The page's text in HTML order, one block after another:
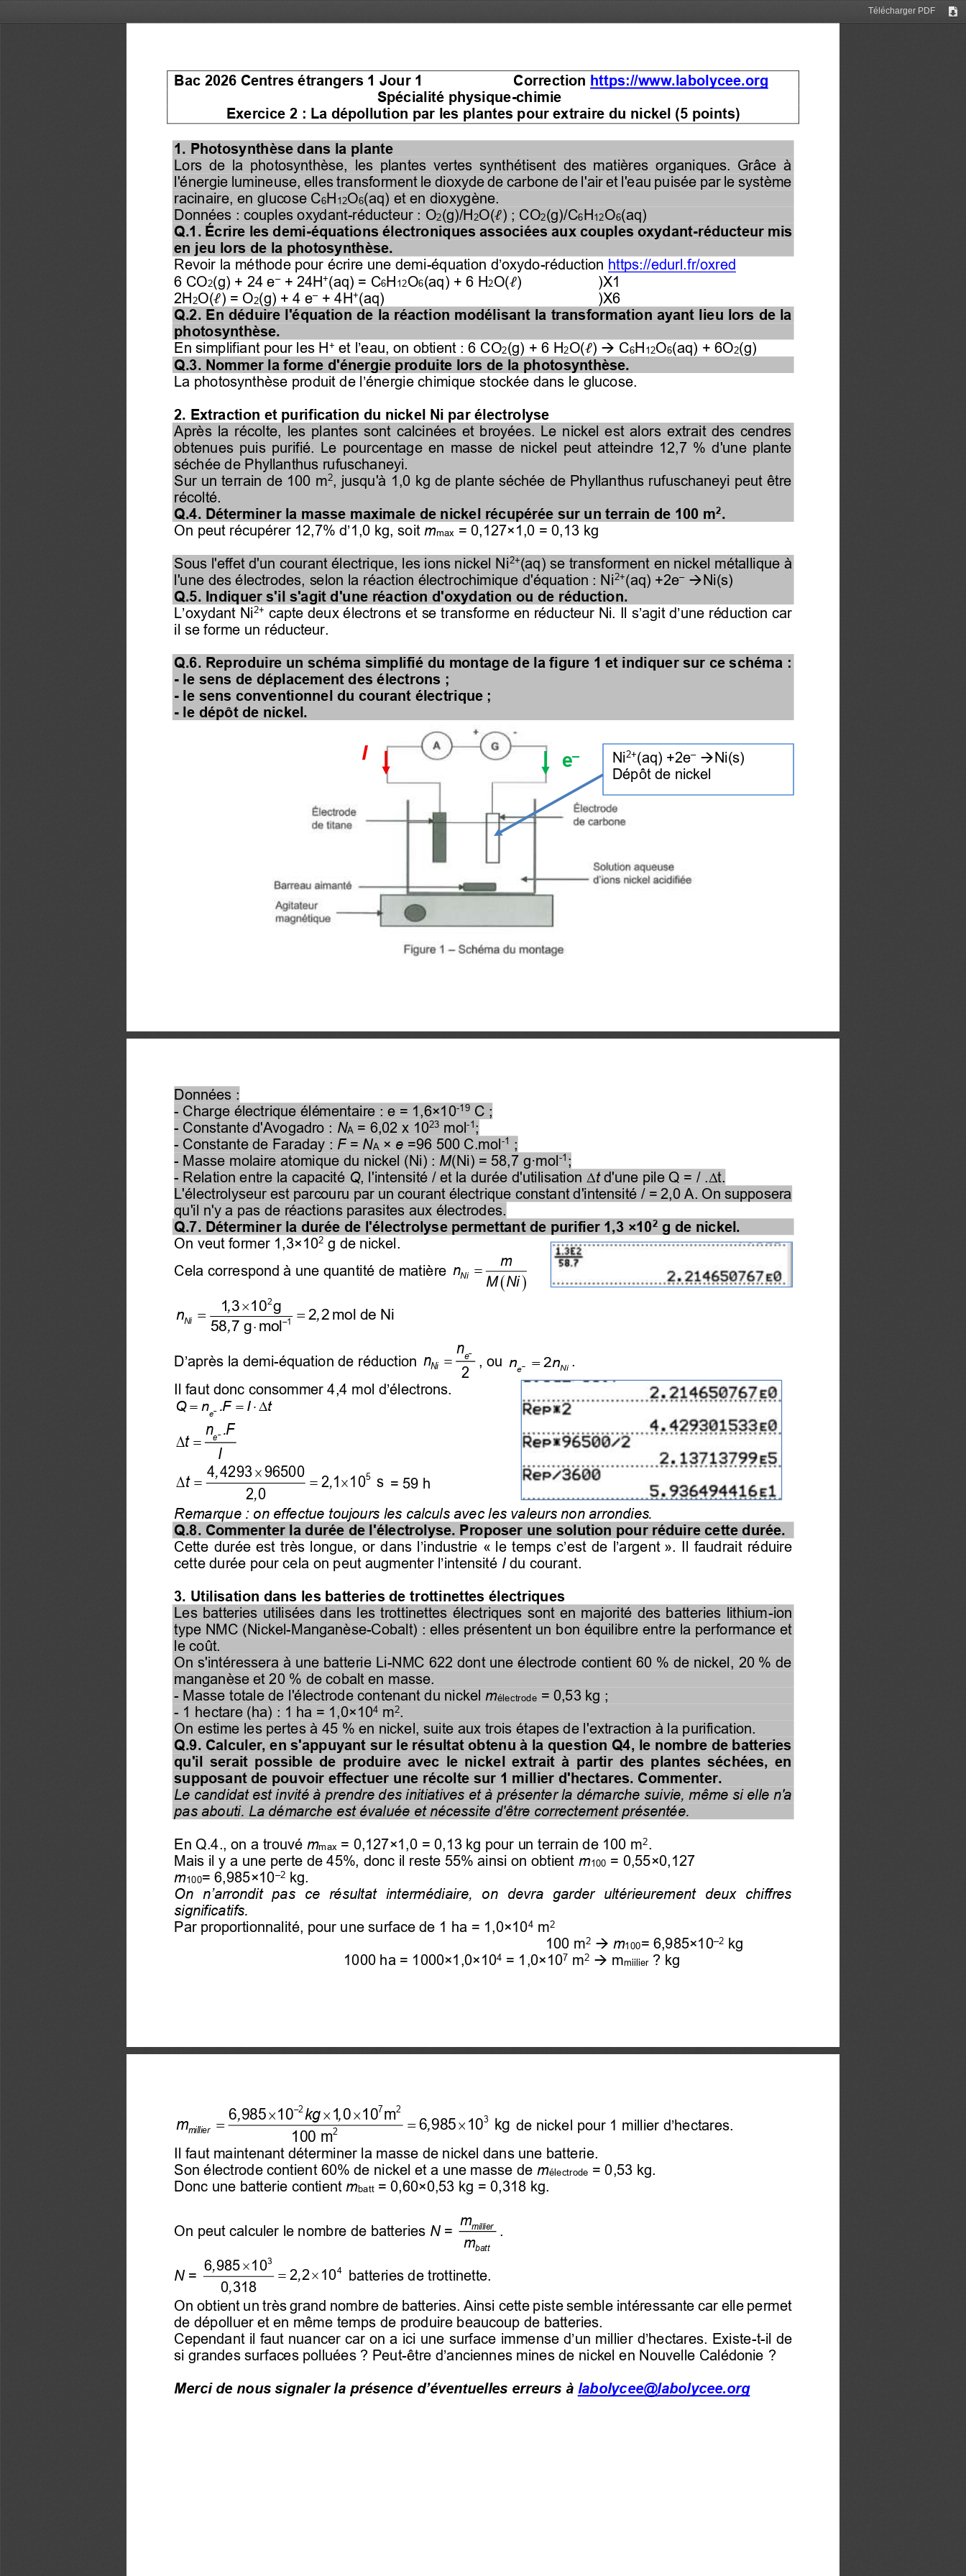
Télécharger PDF
Bac 2026 Centres étrangers 1 Jour 1 Correction https://www.labolycee.org
Spécialité physique-chimie
Exercice 2 : La dépollution par les plantes pour extraire du nickel (5 points)
1. Photosynthèse dans la plante
Lors  de  la  photosynthèse,  les  plantes  vertes  synthétisent  des  matières  organiques.  Grâce  à
l'énergie lumineuse, elles transforment le dioxyde de carbone de l'air et l'eau puisée par le système
racinaire, en glucose C6H 12O6(aq) et en dioxygène.
Données : couples oxydant-réducteur : O2(g)/H2O(ℓ ) ; CO2(g)/C6H12O6(aq)
Q.1. Écrire les demi-équations électroniques associées aux couples oxydant-réducteur mis
en jeu lors de la photosynthèse.
Revoir la méthode pour écrire une demi-équation d’oxydo-réduction https://edurl.fr/oxred
6 CO2(g) + 24 e– + 24H+(aq) = C6H 12O6(aq) + 6 H2O(ℓ )
)X1
2H2O(ℓ ) = O2(g) + 4 e– + 4H+(aq)
)X6
Q.2. En déduire l'équation de la réaction modélisant la transformation ayant lieu lors de la
photosynthèse.
En simplifiant pour les H+ et l’eau, on obtient : 6 CO2(g) + 6 H2O(ℓ ) → C6H 12O6(aq) + 6O2(g)
Q.3. Nommer la forme d'énergie produite lors de la photosynthèse.
La photosynthèse produit de l’énergie chimique stockée dans le glucose.
2. Extraction et purification du nickel Ni par électrolyse
Après  la  récolte,  les  plantes  sont  calcinées  et  broyées.  Le  nickel  est  alors  extrait  des  cendres
obtenues  puis  purifié.  Le  pourcentage  en  masse  de  nickel  peut  atteindre  12,7  %  d'une  plante
séchée de Phyllanthus rufuschaneyi.
Sur un terrain de 100 m2
, jusqu'à 1,0 kg de plante séchée de Phyllanthus rufuschaneyi peut être
récolté.
Q.4. Déterminer la masse maximale de nickel récupérée sur un terrain de 100 m2.
On peut récupérer 12,7% d’1,0 kg, soit mmax = 0,127×1,0 = 0,13 kg
Sous l'effet d'un courant électrique, les ions nickel Ni2+(aq) se transforment en nickel métallique à
l'une des électrodes, selon la réaction électrochimique d'équation : Ni2+(aq) +2e– →Ni(s)
Q.5. Indiquer s'il s'agit d'une réaction d'oxydation ou de réduction.
L’oxydant Ni2+ capte deux électrons et se transforme en réducteur Ni. Il s’agit d’une réduction car
il se forme un réducteur.
Q.6. Reproduire un schéma simplifié du montage de la figure 1 et indiquer sur ce schéma :
- le sens de déplacement des électrons ;
- le sens conventionnel du courant électrique ;
- le dépôt de nickel.
e–
I Ni2+(aq) +2e– →Ni(s)
Dépôt de nickel
Données :
- Charge électrique élémentaire : e = 1,6×10-19 C ;
- Constante d'Avogadro : NA = 6,02 x 1023 mol-1 ;
- Constante de Faraday : F = NA × e =96 500 C.mol-1 ;
- Masse molaire atomique du nickel (Ni) : M(Ni) = 58,7 g·mol-1 ;
- Relation entre la capacité Q, l'intensité / et la durée d'utilisation Δt d'une pile Q = / . Δt.
L'électrolyseur est parcouru par un courant électrique constant d'intensité / = 2,0 A. On supposera
qu'il n'y a pas de réactions parasites aux électrodes.
Q.7. Déterminer la durée de l'électrolyse permettant de purifier 1,3 ×102 g de nickel.
On veut former 1,3×102 g de nickel.
Cela correspond à une quantité de matière
( )
Ni
m
n
M  Ni
=
2
1
1 3   10  g
2 2 mol de Ni
58 7 g  mol
Ni
n,
−

==

D’après la demi-équation de réduction
2
e
Ni
n
n = , ou 2 Ni
e
nn
− =
Il faut donc consommer 4,4 mol d’électrons.
e
Q    n   .F    I t
= = 
e
n   .F
t
I
=
5
4 4293   96500
2 1  10   s
20
t,

 = =   
= 59 h
Remarque : on effectue toujours les calculs avec les valeurs non arrondies.
Q.8. Commenter la durée de l'électrolyse. Proposer une solution pour réduire cette durée.
Cette durée est très longue, or dans l’industrie « le temps c’est de l’argent ».  Il  faudrait  réduire
cette durée pour cela on peut augmenter l’intensité I du courant.
3. Utilisation dans les batteries de trottinettes électriques
Les  batteries  utilisées dans  les  trottinettes  électriques  sont  en  majorité  des  batteries  lithium-ion
type NMC (Nickel-Manganèse-Cobalt) : elles présentent un bon équilibre entre la performance et
le coût.
On s'intéressera à une batterie Li-NMC 622 dont une électrode contient 60 % de nickel, 20 % de
manganèse et 20 % de cobalt en masse.
- Masse totale de l'électrode contenant du nickel mélectrode = 0,53 kg ;
- 1 hectare (ha) : 1 ha = 1,0×104 m2
On estime les pertes à 45 % en nickel, suite aux trois étapes de l'extraction à la purification.
Q.9. Calculer, en s'appuyant sur le résultat obtenu à la question Q4, le nombre de batteries
qu'il  serait  possible  de  produire  avec  le  nickel  extrait  à  partir  des  plantes  séchées,  en
supposant de pouvoir effectuer une récolte sur 1 millier d'hectares. Commenter.
Le candidat est invité à prendre des initiatives et à présenter la démarche suivie, même si elle n'a
pas abouti. La démarche est évaluée et nécessite d'être correctement présentée.
En Q.4., on a trouvé mmax = 0,127×1,0 = 0,13 kg pour un terrain de 100 m2
Mais il y a une perte de 45%, donc il reste 55% ainsi on obtient m100 = 0,55×0,127
m100= 6,985×10–2 kg.
On  n’arrondit  pas  ce  résultat  intermédiaire,  on  devra  garder  ultérieurement  deux  chiffres
significatifs.
Par proportionnalité, pour une surface de 1 ha = 1,0×104 m2
100 m2 → m100= 6,985×10–2 kg
1000 ha = 1000×1,0×104 = 1,0×107 m2 → mmiilier ? kg
2 7
2
3
2
6 985   10 1 0   10 m
6 985   10   kg
100 m
millier
kg
m,
−
    
= =  de nickel pour 1 millier d’hectares.
Il faut maintenant déterminer la masse de nickel dans une batterie.
Son électrode contient 60% de nickel et a une masse de mélectrode = 0,53 kg.
Donc une batterie contient mbatt = 0,60×0,53 kg = 0,318 kg.
On peut calculer le nombre de batteries N = millier
batt
m
m
N =
3
4
6 985   10
2 2   10
0 318
,
,

= batteries de trottinette.
On obtient un très grand nombre de batteries. Ainsi cette piste semble intéressante car elle permet
de dépolluer et en même temps de produire beaucoup de batteries.
Cependant il faut nuancer car on a ici une surface immense d’un millier d’hectares. Existe-t-il de
si grandes surfaces polluées ? Peut-être d’anciennes mines de nickel en Nouvelle Calédonie ?
Merci de nous signaler la présence d’éventuelles erreurs à labolycee@labolycee.org